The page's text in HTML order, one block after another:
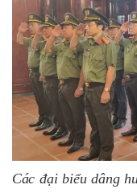
Các đại biểu dâng